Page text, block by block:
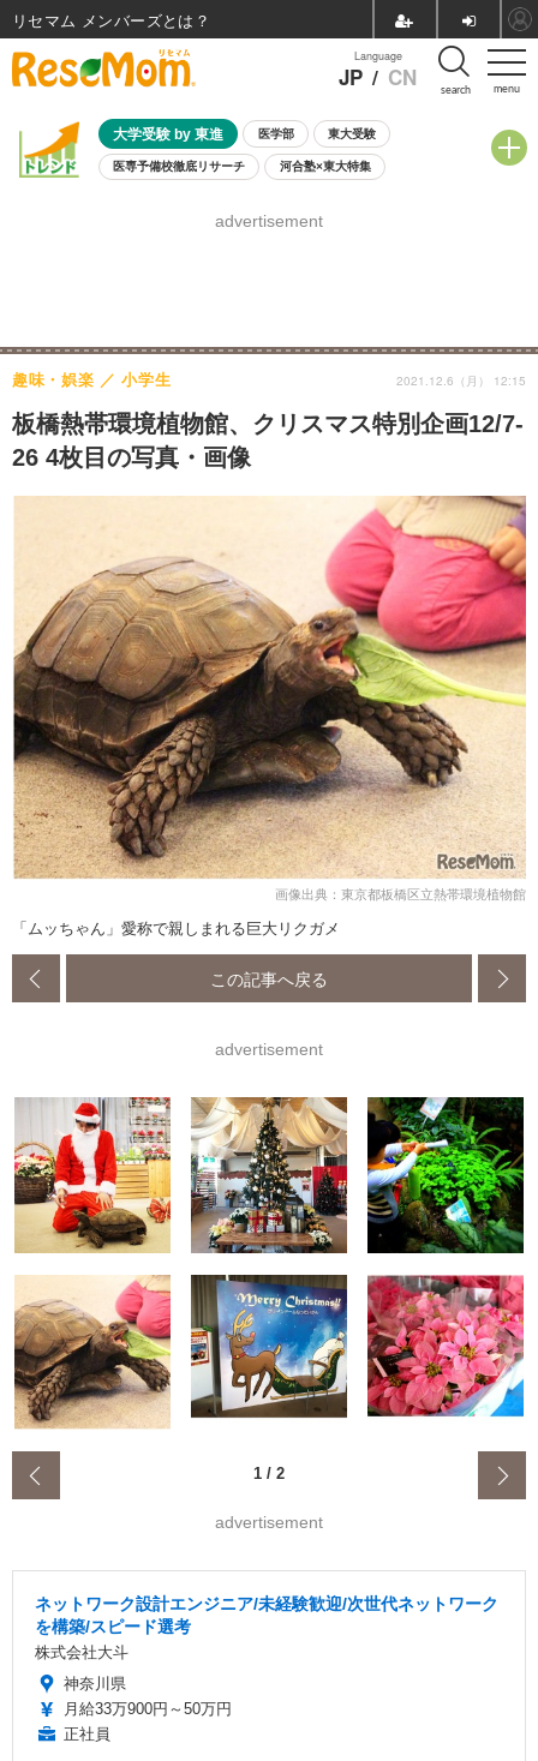
menu
Language
JP / CN search
大学受験 by 東進 医学部 東大受験
医専予備校徹底リサーチ 河合塾×東大特集
8月開催学校説明会・相談会
advertisement
板橋熱帯環境植物館、クリスマス特別企画12/7-
26 4枚目の写真・画像
趣味・娯楽 小学生 2021.12.6（月） 12:15
画像出典：東京都板橋区立熱帯環境植物館
「ムッちゃん」愛称で親しまれる巨大リクガメ
この記事へ戻る
advertisement
1 / 2
advertisement
ネットワーク設計エンジニア/未経験歓迎/次世代ネットワーク
を構築/スピード選考
株式会社大斗
神奈川県
月給33万900円～50万円
正社員
リセマム メンバーズ